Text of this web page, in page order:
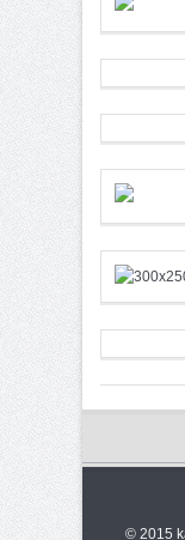
© 2015